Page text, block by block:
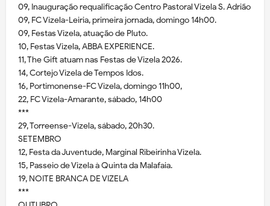
09, Inauguração requalificação Centro Pastoral Vizela S. Adrião
09, FC Vizela-Leiria, primeira jornada, domingo 14h00.
09, Festas Vizela, atuação de Pluto.
10, Festas Vizela, ABBA EXPERIENCE.
11, The Gift atuam nas Festas de Vizela 2026.
14, Cortejo Vizela de Tempos Idos.
16, Portimonense-FC Vizela, domingo 11h00,
22, FC Vizela-Amarante, sábado, 14h00
***
29, Torreense-Vizela, sábado, 20h30.
SETEMBRO
12, Festa da Juventude, Marginal Ribeirinha Vizela.
15, Passeio de Vizela à Quinta da Malafaia.
19, NOITE BRANCA DE VIZELA
***